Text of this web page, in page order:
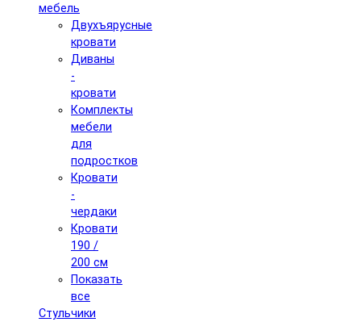
мебель
Двухъярусные
кровати
Диваны
-
кровати
Комплекты
мебели
для
подростков
Кровати
-
чердаки
Кровати
190 /
200 см
Показать
все
Стульчики